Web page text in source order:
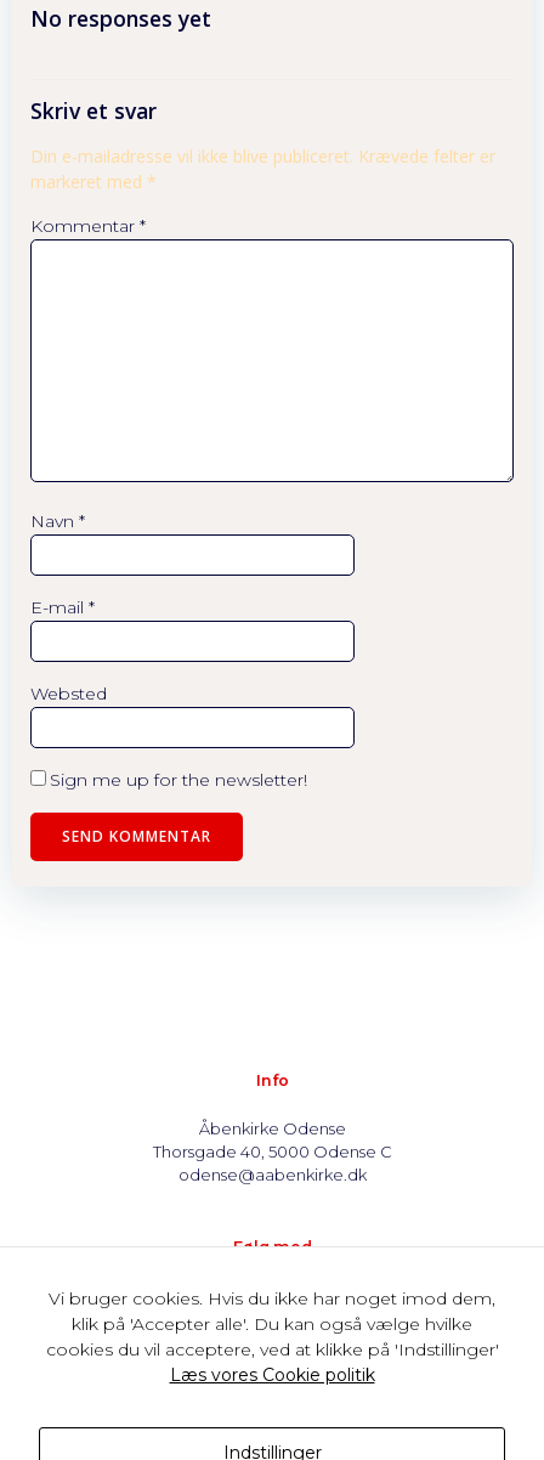
No responses yet
Skriv et svar
Din e-mailadresse vil ikke blive publiceret. Krævede felter er
markeret med *
Kommentar *
Navn *
E-mail *
Websted
Sign me up for the newsletter!
Info
Åbenkirke Odense
Thorsgade 40, 5000 Odense C
odense@aabenkirke.dk
Følg med
Støt os
Kontonummer: 1569 0398365
Vi bruger cookies. Hvis du ikke har noget imod dem,
klik på 'Accepter alle'. Du kan også vælge hvilke
cookies du vil acceptere, ved at klikke på 'Indstillinger'
Læs vores Cookie politik
Indstillinger